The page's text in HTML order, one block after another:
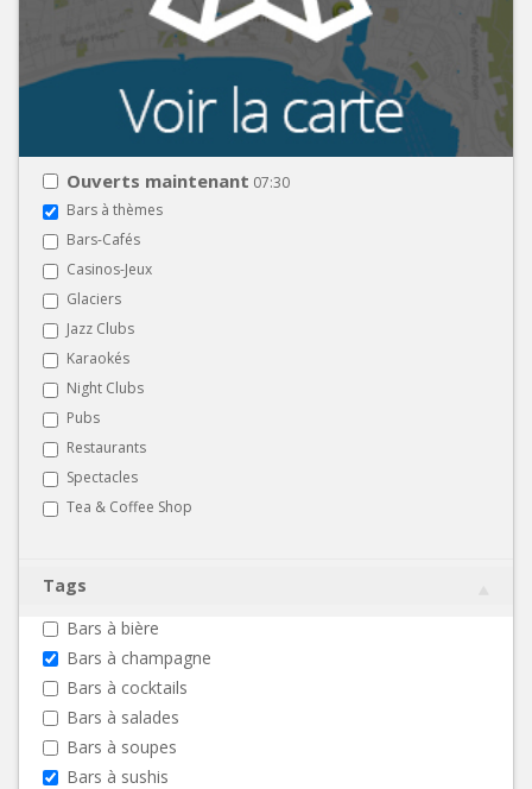
Ouverts maintenant 07:30
Bars à thèmes
Bars-Cafés
Casinos-Jeux
Glaciers
Jazz Clubs
Karaokés
Night Clubs
Pubs
Restaurants
Spectacles
Tea & Coffee Shop
Tags
Bars à bière
Bars à champagne
Bars à cocktails
Bars à salades
Bars à soupes
Bars à sushis